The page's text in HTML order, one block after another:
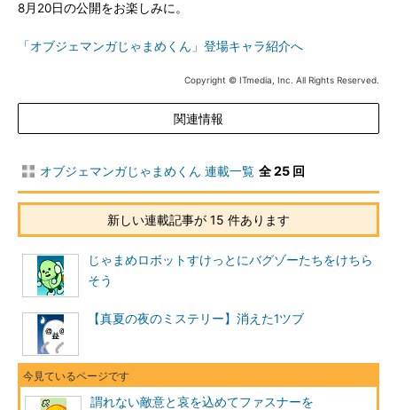
8月20日の公開をお楽しみに。
「オブジェマンガじゃまめくん」登場キャラ紹介へ
Copyright © ITmedia, Inc. All Rights Reserved.
関連情報
オブジェマンガじゃまめくん 連載一覧 全 25 回
新しい連載記事が 15 件あります
じゃまめロボットすけっとにバグゾーたちをけちら
そう
【真夏の夜のミステリー】消えた1ツブ
謂れない敵意と哀を込めてファスナーを